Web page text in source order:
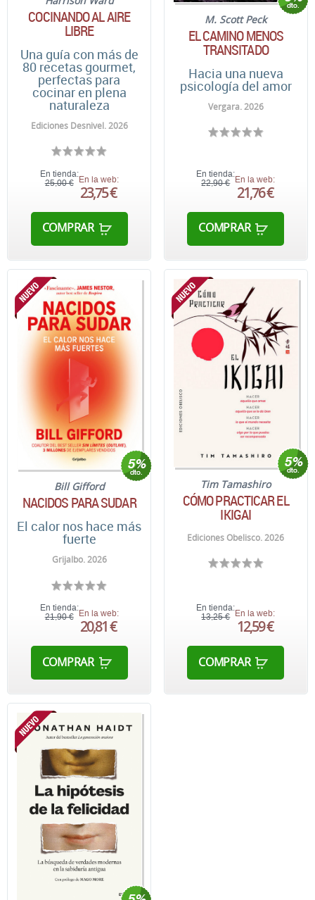
COCINANDO AL AIRE
LIBRE
Una guía con más de
80 recetas gourmet,
perfectas para
cocinar en plena
naturaleza
Ediciones Desnivel. 2026
En tienda:
25,00 € En la web:
23,75 €
COMPRAR
M. Scott Peck
EL CAMINO MENOS
TRANSITADO
Hacia una nueva
psicología del amor
Vergara. 2026
En tienda:
22,90 €
En la web:
21,76 €
COMPRAR
Bill Gifford
NACIDOS PARA SUDAR
El calor nos hace más
fuerte
Grijalbo. 2026
En tienda:
21,90 € En la web:
20,81 €
COMPRAR
Tim Tamashiro
CÓMO PRACTICAR EL
IKIGAI
Ediciones Obelisco. 2026
En tienda:
13,25 €
En la web:
12,59 €
COMPRAR